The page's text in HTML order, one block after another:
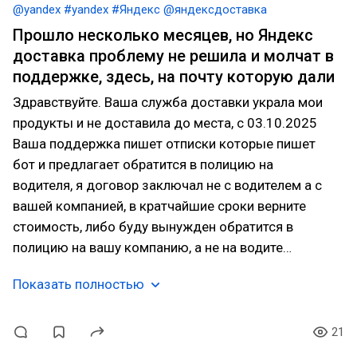
@yandex #yandex #Яндекс @яндексдоставка
Прошло несколько месяцев, но Яндекс
доставка проблему не решила и молчат в
поддержке, здесь, на почту которую дали
Здравствуйте. Ваша служба доставки украла мои
продукты и не доставила до места, с 03.10.2025
Ваша поддержка пишет отписки которые пишет
бот и предлагает обратится в полицию на
водителя, я договор заключал не с водителем а с
вашей компанией, в кратчайшие сроки верните
стоимость, либо буду вынужден обратится в
полицию на вашу компанию, а не на водите…
Показать полностью
21